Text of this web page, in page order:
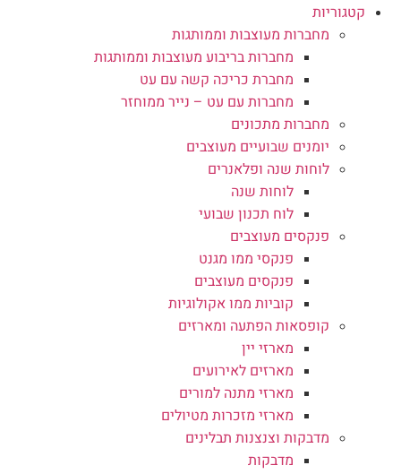
קטגוריות
מחברות מעוצבות וממותגות
מחברות בריבוע מעוצבות וממותגות
מחברת כריכה קשה עם עט
מחברות עם עט – נייר ממוחזר
מחברות מתכונים
יומנים שבועיים מעוצבים
לוחות שנה ופלאנרים
לוחות שנה
לוח תכנון שבועי
פנקסים מעוצבים
פנקסי ממו מגנט
פנקסים מעוצבים
קוביות ממו אקולוגיות
קופסאות הפתעה ומארזים
מארזי יין
מארזים לאירועים
מארזי מתנה למורים
מארזי מזכרות מטיולים
מדבקות וצנצנות תבלינים
מדבקות